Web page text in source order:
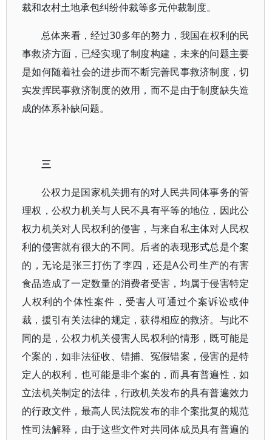
裁和农村土地承包纠纷仲裁等多元仲裁制度。
总体来看，经过30多年的努力，我国在权利的民
事救济方面，已经实现了制度构建，未来的问题主要
是如何随着社会的进步而不断完善民事救济制度，切
实发挥民事救济制度的效用，而不是由于制度缺失造
成的体系补缺问题。
三
公权力是国家机关拥有的对人民共同体事务的管
理权，公权力机关与人民不具有平等的地位，因此公
权力机关对人民权利的侵害，与来自私主体对人民权
利的侵害就有很大的不同。后者的表现形式总是个案
的，无论是张三打伤了李四，还是A公司生产的有害
食品造成了一定数量的消费者受害，均属于侵害特定
人权利的个体性案件，受害人可通过个案诉讼或仲
裁，援引有关法律的规定，获得相应的救济。与此不
同的是，公权力机关侵害人民权利的情形，既可能是
个案的，如非法征收、错捕、冤假错案，侵害的是特
定人的权利，也可能是非个案的，而具有普遍性，如
立法机关制定的法律，行政机关发布的具有普遍效力
的行政文件，最高人民法院发布的非个案批复的规范
性司法解释，由于这些文件对共同体成员具有普遍的